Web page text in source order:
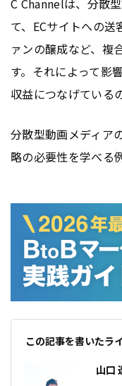
C Channelは、分散
て、ECサイトへの
ァンの醸成など、複
す。それによって影
収益につなげている
分散型動画メディア
略の必要性を学べる
この記事を書いたラ
山口